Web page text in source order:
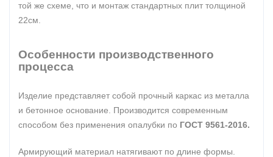
той же схеме, что и монтаж стандартных плит толщиной
22см.
Особенности производственного
процесса
Изделие представляет собой прочный каркас из металла
и бетонное основание. Производится современным
способом без применения опалубки по ГОСТ 9561-2016.
Армирующий материал натягивают по длине формы.